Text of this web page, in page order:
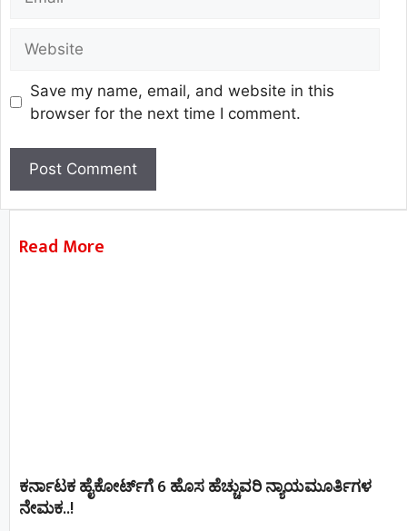
Save my name, email, and website in this
browser for the next time I comment.
Read More
ಕರ್ನಾಟಕ ಹೈಕೋರ್ಟ್‌ಗೆ 6 ಹೊಸ ಹೆಚ್ಚುವರಿ ನ್ಯಾಯಮೂರ್ತಿಗಳ
ನೇಮಕ..!